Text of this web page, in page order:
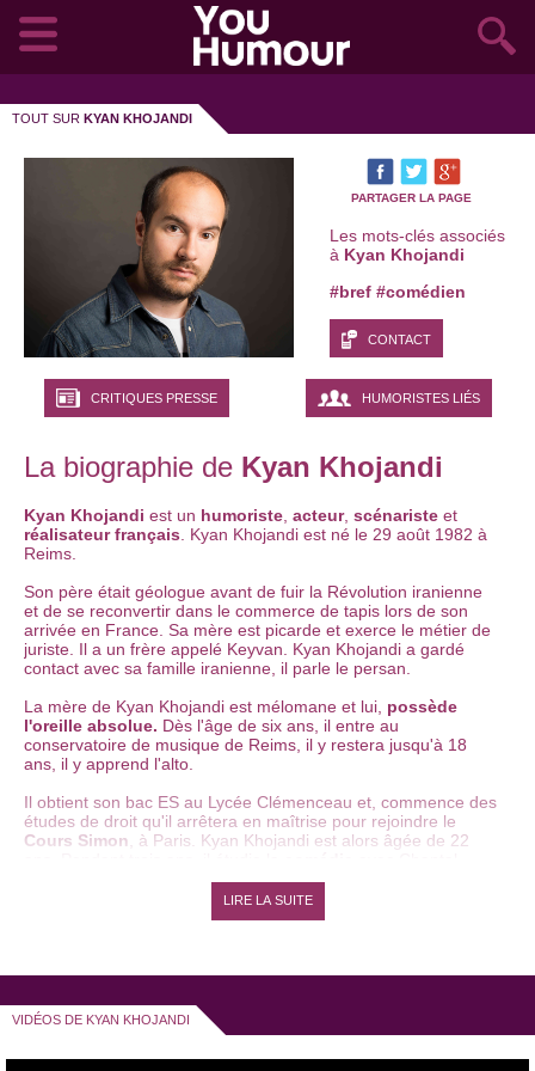
TOUT SUR KYAN KHOJANDI
PARTAGER LA PAGE
Les mots-clés associés
à Kyan Khojandi
#bref #comédien
CONTACT
CRITIQUES PRESSE HUMORISTES LIÉS
La biographie de Kyan Khojandi
Kyan Khojandi est un humoriste acteur, scénariste et
réalisateur français . Kyan Khojandi est né le 29 août 1982 à
Reims.
Son père était géologue avant de fuir la Révolution iranienne
et de se reconvertir dans le commerce de tapis lors de son
arrivée en France. Sa mère est picarde et exerce le métier de
juriste. Il a un frère appelé Keyvan. Kyan Khojandi a gardé
contact avec sa famille iranienne, il parle le persan.
La mère de Kyan Khojandi est mélomane et lui, possède
l'oreille absolue. Dès l'âge de six ans, il entre au
conservatoire de musique de Reims, il y restera jusqu'à 18
ans, il y apprend l'alto.
Il obtient son bac ES au Lycée Clémenceau et, commence des
études de droit qu'il arrêtera en maîtrise pour rejoindre le
Cours Simon , à Paris. Kyan Khojandi est alors âgée de 22
Brière et se rend compte qu'il veut en faire son métier.
A cette époque, il écrit ses premiers textes et enchaine ensuite
Gérald Dahan,Anne Roumanoff,Fabrice Ebouéou encore
du Rireet est finaliste du
2009.
LIRE LA SUITE
VIDÉOS DE KYAN KHOJANDI